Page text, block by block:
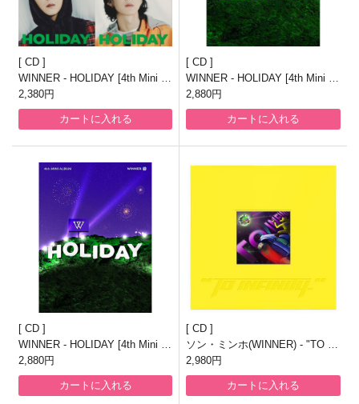
CD
WINNER - HOLIDAY [4th Mini Al
bum/DIGIPACK ver./4種のうち1
種ランダム発送]
2,380円
カートに入れる
CD
WINNER - HOLIDAY [4th Mini Al
bum/PHOTOBOOK DAY ver.]
2,880円
カートに入れる
CD
WINNER - HOLIDAY [4th Mini Al
bum/PHOTOBOOK NIGHT ver.]
2,880円
カートに入れる
CD
ソン・ミンホ(WINNER) - "TO IN
FINITY." [正規3集/YELLOW ver.]
2,980円
カートに入れる